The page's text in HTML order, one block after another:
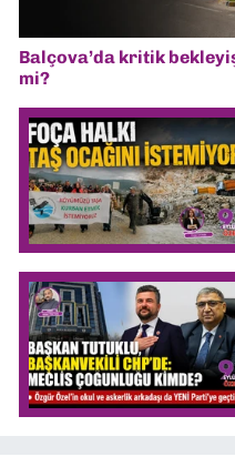
Balçova’da kritik
mi?